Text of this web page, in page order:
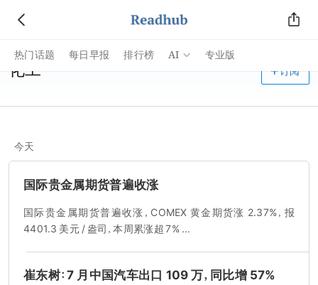
热门话题 每日早报 排行榜 AI 专业版
化工 订阅
今天
国际贵金属期货普遍收涨
国际贵金属期货普遍收涨，COMEX 黄金期货涨 2.37%，报
4401.3 美元 / 盎司，本周累涨超 7% ...
崔东树：7 月中国汽车出口 109 万，同比增 57%